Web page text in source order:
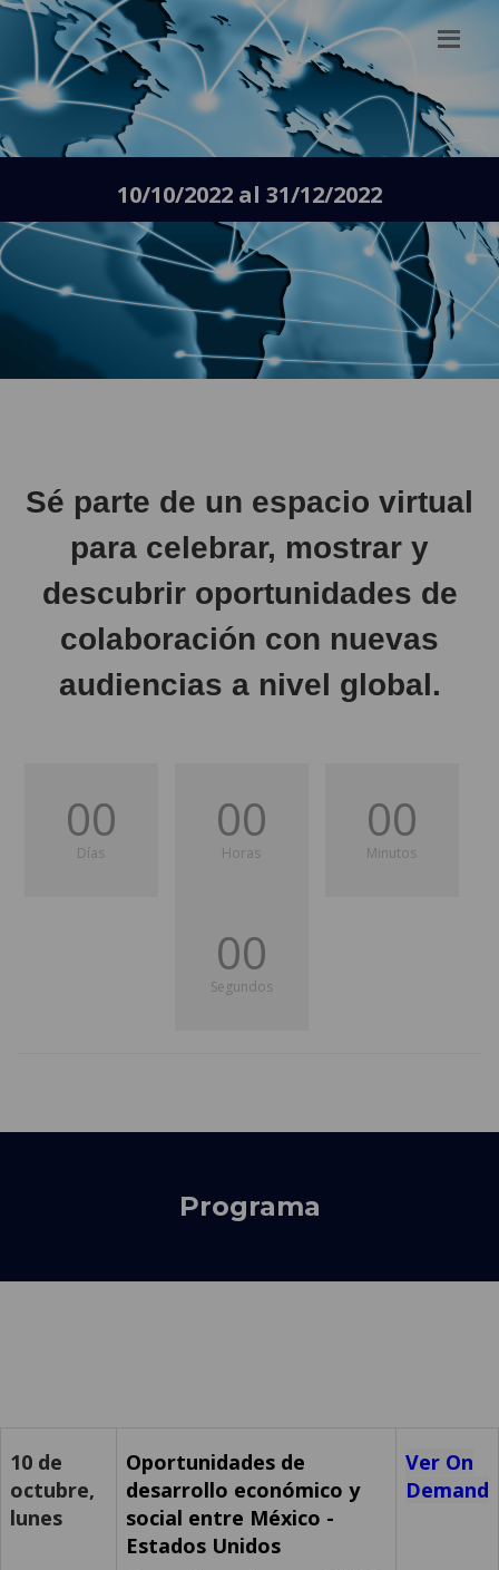
10/10/2022 al 31/12/2022
Sé parte de un espacio virtual
para celebrar, mostrar y
descubrir oportunidades de
colaboración con nuevas
audiencias a nivel global.
00
Días
00
Horas
00
Minutos
00
Segundos
Programa
10 de
octubre,
lunes
Oportunidades de
desarrollo económico y
social entre México -
Estados Unidos
Ver On
Demand